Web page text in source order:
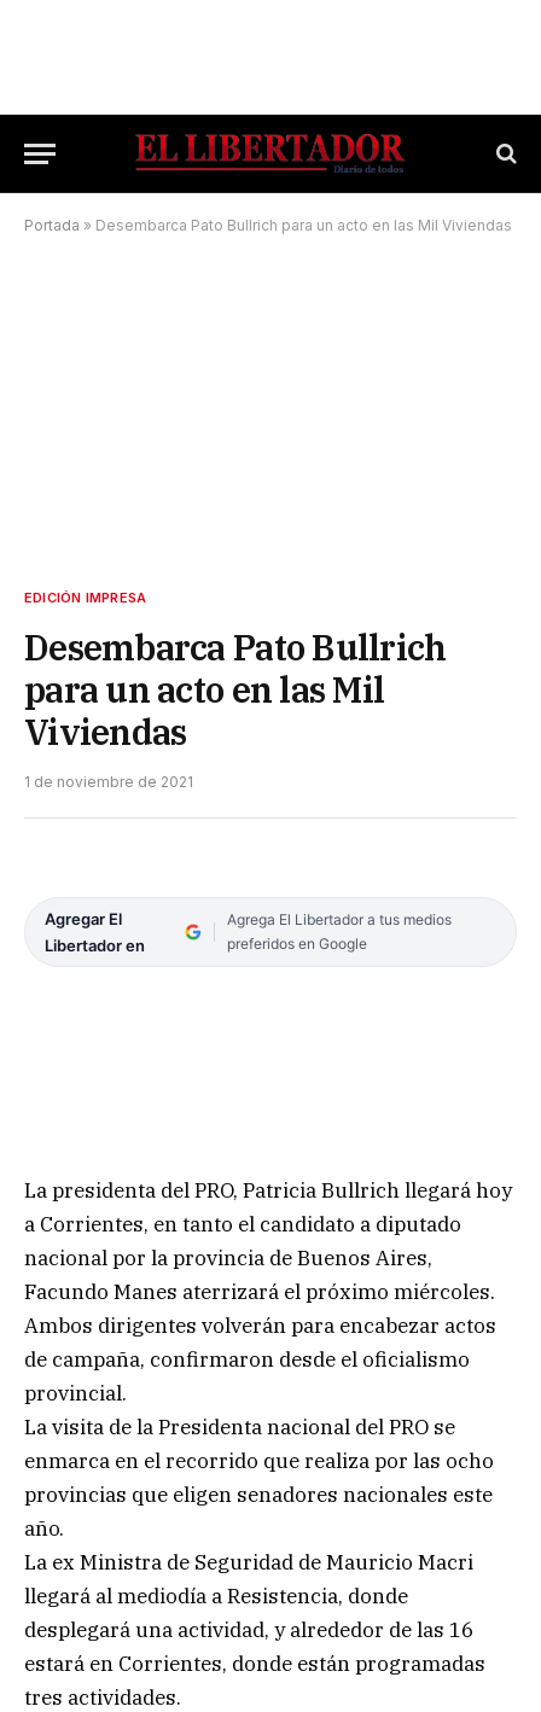
Portada » Desembarca Pato Bullrich para un acto en las Mil Viviendas
EDICIÓN IMPRESA
Desembarca Pato Bullrich
para un acto en las Mil
Viviendas
1 de noviembre de 2021
Agregar El
Libertador en
Agrega El Libertador a tus medios
preferidos en Google
La presidenta del PRO, Patricia Bullrich llegará hoy
a Corrientes, en tanto el candidato a diputado
nacional por la provincia de Buenos Aires,
Facundo Manes aterrizará el próximo miércoles.
Ambos dirigentes volverán para encabezar actos
de campaña, confirmaron desde el oficialismo
provincial.
La visita de la Presidenta nacional del PRO se
enmarca en el recorrido que realiza por las ocho
provincias que eligen senadores nacionales este
año.
La ex Ministra de Seguridad de Mauricio Macri
llegará al mediodía a Resistencia, donde
desplegará una actividad, y alrededor de las 16
estará en Corrientes, donde están programadas
tres actividades.